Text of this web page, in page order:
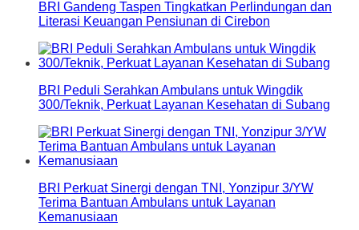
BRI Gandeng Taspen Tingkatkan Perlindungan dan
Literasi Keuangan Pensiunan di Cirebon
BRI Peduli Serahkan Ambulans untuk Wingdik
300/Teknik, Perkuat Layanan Kesehatan di Subang
BRI Perkuat Sinergi dengan TNI, Yonzipur 3/YW
Terima Bantuan Ambulans untuk Layanan
Kemanusiaan